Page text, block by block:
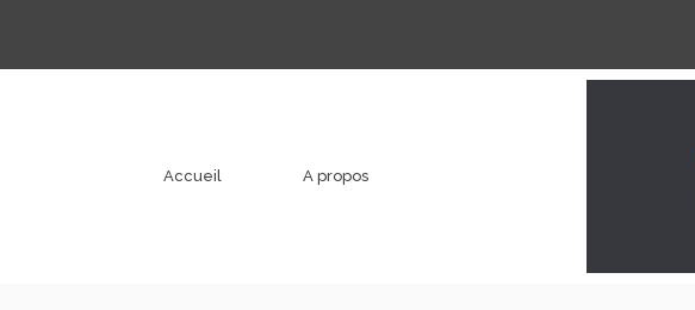
Accueil A propos